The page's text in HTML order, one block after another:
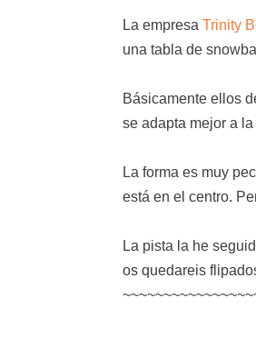
La empresa Trinity
una tabla de
Básicamente ellos
se adapta mejor a
La forma es muy
está en el centro.
La pista la he
os quedareis